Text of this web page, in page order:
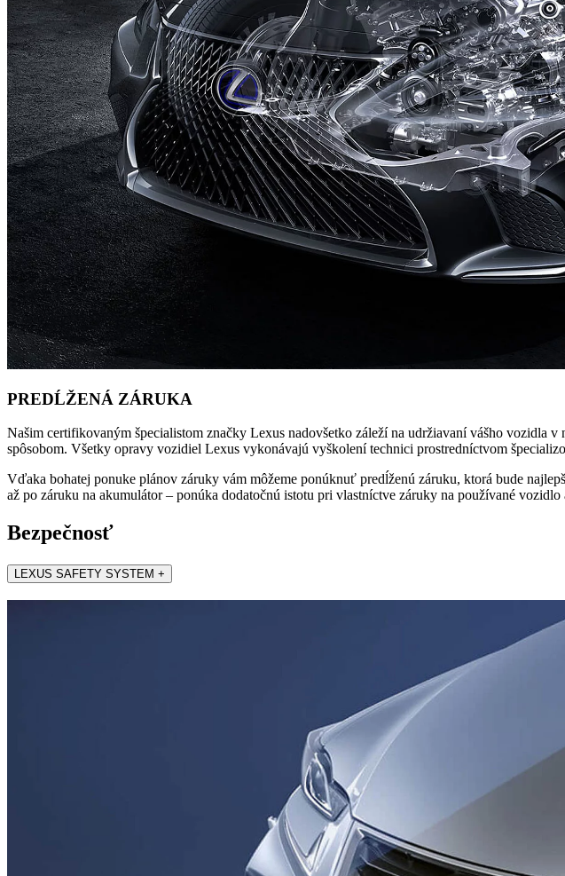
PREDĹŽENÁ ZÁRUKA
Našim certifikovaným špecialistom značky Lexus nadovšetko záleží na udržiavaní vášho vozidla
spôsobom. Všetky opravy vozidiel Lexus vykonávajú vyškolení technici prostredníctvom
Vďaka bohatej ponuke plánov záruky vám môžeme ponúknuť predĺženú záruku, ktorá bude
až po záruku na akumulátor – ponúka dodatočnú istotu pri vlastníctve záruky na používané
Bezpečnosť
LEXUS SAFETY SYSTEM +